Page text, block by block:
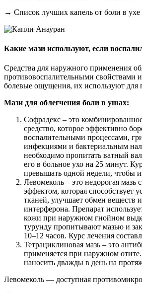
→ Список лучших капель от боли в ухе
Какие мази используют, если
Средства для наружного применения
противовоспалительными свойствами
болевые ощущения, их используют для
Мази для облегчения боли в ушах:
Софрадекс – это
средство, которое эффективно
воспалительными процессами,
инфекциями и бактериальным
необходимо пропитать ватный
его в больное ухо на 25 минут.
превышать одной недели, чтобы
Левомеколь – это недорогая мазь
эффектом, которая способствует
тканей, улучшает обмен веществ
интерферона. Препарат
кожи при наружном гнойном
турунду пропитывают мазью и
10–12 часов. Курс лечения
Тетрациклиновая мазь – это
применяется при наружном
наносить дважды в день на
Левомеколь — доступная